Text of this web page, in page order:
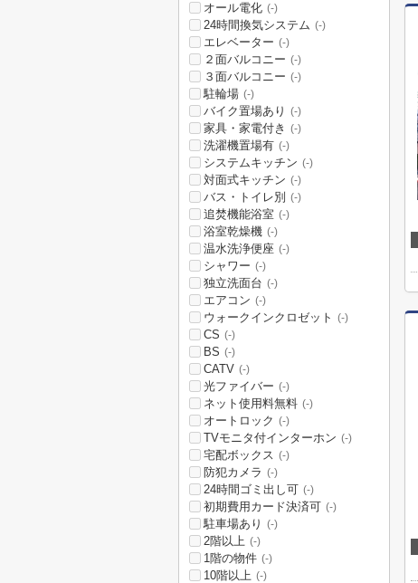
オール電化 (-)
24時間換気システム (-)
エレベーター (-)
２面バルコニー (-)
３面バルコニー (-)
駐輪場 (-)
バイク置場あり (-)
家具・家電付き (-)
洗濯機置場有 (-)
システムキッチン (-)
対面式キッチン (-)
バス・トイレ別 (-)
追焚機能浴室 (-)
浴室乾燥機 (-)
温水洗浄便座 (-)
シャワー (-)
独立洗面台 (-)
エアコン (-)
ウォークインクロゼット (-)
CS (-)
BS (-)
CATV (-)
光ファイバー (-)
ネット使用料無料 (-)
オートロック (-)
TVモニタ付インターホン (-)
宅配ボックス (-)
防犯カメラ (-)
24時間ゴミ出し可 (-)
初期費用カード決済可 (-)
駐車場あり (-)
2階以上 (-)
1階の物件 (-)
10階以上 (-)